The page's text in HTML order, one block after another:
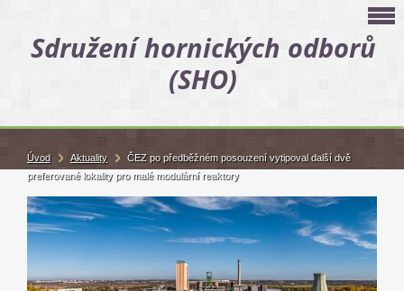
Sdružení hornických odborů
(SHO)
Úvod Aktuality
ČEZ po předběžném posouzení vytipoval další dvě
preferované lokality pro malé modulární reaktory